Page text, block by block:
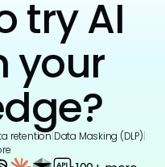
try AI
your
retention Data Masking (DLP)